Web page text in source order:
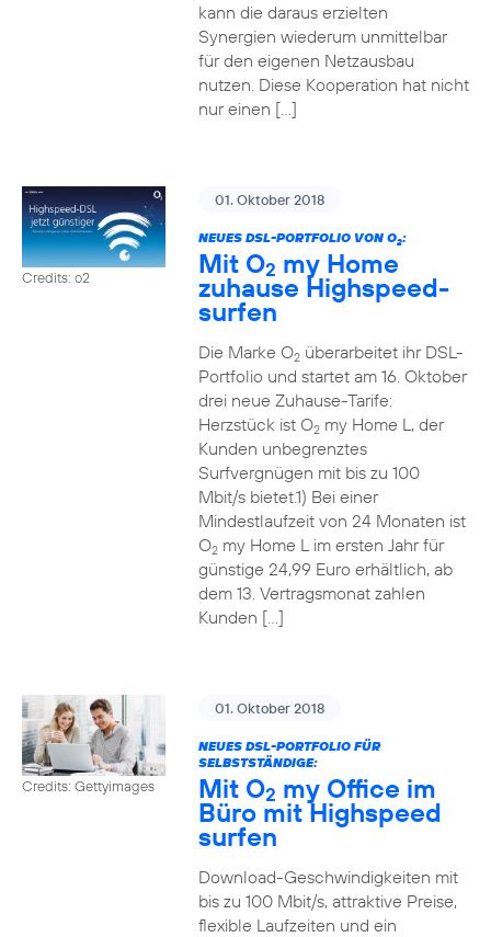
kann die daraus erzielten
Synergien wiederum unmittelbar
für den eigenen Netzausbau
nutzen. Diese Kooperation hat nicht
nur einen […]
Credits: o2
01. Oktober 2018
NEUES DSL-PORTFOLIO VON O2:
Mit O2 my Home
zuhause Highspeed-
surfen
Die Marke O2überarbeitet ihr DSL-
Portfolio und startet am 16. Oktober
drei neue Zuhause-Tarife:
Herzstück ist O2my Home L, der
Kunden unbegrenztes
Surfvergnügen mit bis zu 100
Mbit/s bietet.1) Bei einer
Mindestlaufzeit von 24 Monaten ist
O2my Home L im ersten Jahr für
günstige 24,99 Euro erhältlich, ab
dem 13. Vertragsmonat zahlen
Kunden […]
Credits: Gettyimages
01. Oktober 2018
NEUES DSL-PORTFOLIO FÜR
SELBSTSTÄNDIGE:
Mit O2 my Office im
Büro mit Highspeed
surfen
Download-Geschwindigkeiten mit
bis zu 100 Mbit/s, attraktive Preise,
flexible Laufzeiten und ein